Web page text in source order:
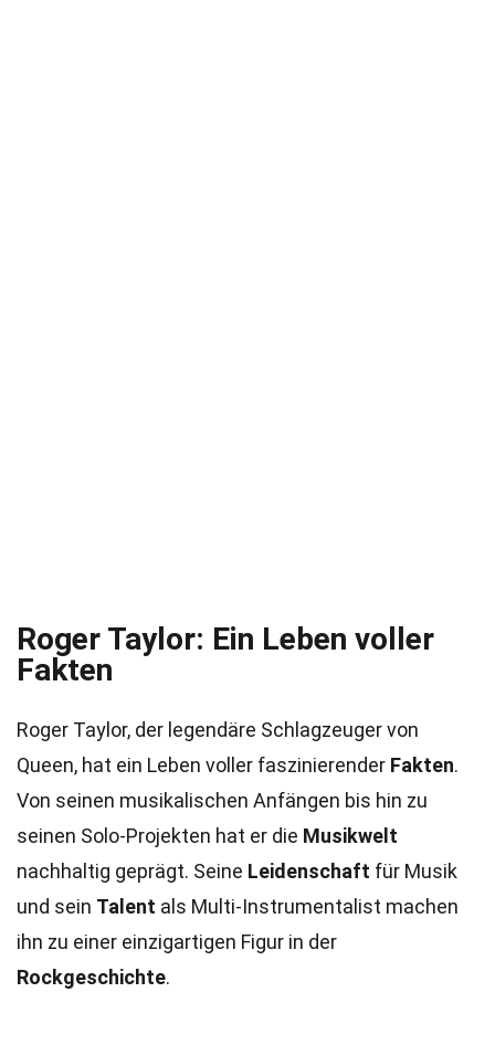
Roger Taylor: Ein Leben voller
Fakten
Roger Taylor, der legendäre Schlagzeuger von
Queen, hat ein Leben voller faszinierender Fakten.
Von seinen musikalischen Anfängen bis hin zu
seinen Solo-Projekten hat er die Musikwelt
nachhaltig geprägt. Seine Leidenschaft für Musik
und sein Talent als Multi-Instrumentalist machen
ihn zu einer einzigartigen Figur in der
Rockgeschichte.